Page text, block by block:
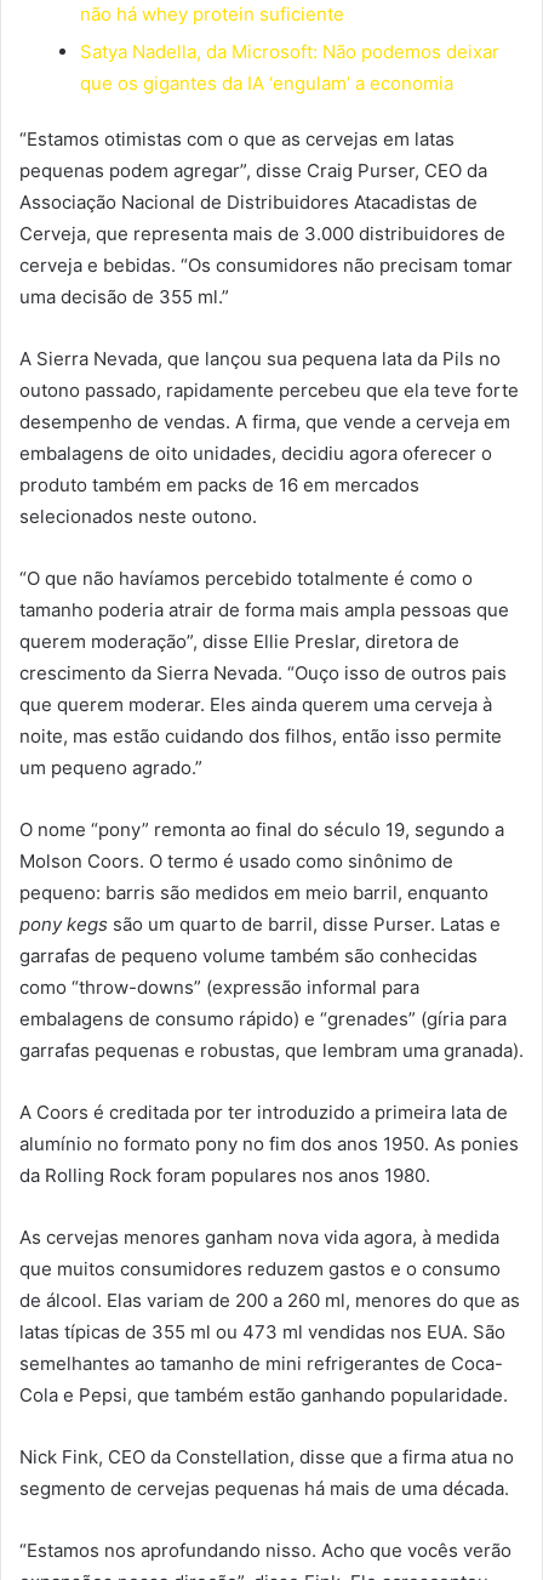
não há whey protein suficiente
Satya Nadella, da Microsoft: Não podemos deixar
que os gigantes da IA ‘engulam’ a economia
“Estamos otimistas com o que as cervejas em latas
pequenas podem agregar”, disse Craig Purser, CEO da
Associação Nacional de Distribuidores Atacadistas de
Cerveja, que representa mais de 3.000 distribuidores de
cerveja e bebidas. “Os consumidores não precisam tomar
uma decisão de 355 ml.”
A Sierra Nevada, que lançou sua pequena lata da Pils no
outono passado, rapidamente percebeu que ela teve forte
desempenho de vendas. A firma, que vende a cerveja em
embalagens de oito unidades, decidiu agora oferecer o
produto também em packs de 16 em mercados
selecionados neste outono.
“O que não havíamos percebido totalmente é como o
tamanho poderia atrair de forma mais ampla pessoas que
querem moderação”, disse Ellie Preslar, diretora de
crescimento da Sierra Nevada. “Ouço isso de outros pais
que querem moderar. Eles ainda querem uma cerveja à
noite, mas estão cuidando dos filhos, então isso permite
um pequeno agrado.”
O nome “pony” remonta ao final do século 19, segundo a
Molson Coors. O termo é usado como sinônimo de
pequeno: barris são medidos em meio barril, enquanto
pony kegs são um quarto de barril, disse Purser. Latas e
garrafas de pequeno volume também são conhecidas
como “throw-downs” (expressão informal para
embalagens de consumo rápido) e “grenades” (gíria para
garrafas pequenas e robustas, que lembram uma granada).
A Coors é creditada por ter introduzido a primeira lata de
alumínio no formato pony no fim dos anos 1950. As ponies
da Rolling Rock foram populares nos anos 1980.
As cervejas menores ganham nova vida agora, à medida
que muitos consumidores reduzem gastos e o consumo
de álcool. Elas variam de 200 a 260 ml, menores do que as
latas típicas de 355 ml ou 473 ml vendidas nos EUA. São
semelhantes ao tamanho de mini refrigerantes de Coca-
Cola e Pepsi, que também estão ganhando popularidade.
Nick Fink, CEO da Constellation, disse que a firma atua no
segmento de cervejas pequenas há mais de uma década.
“Estamos nos aprofundando nisso. Acho que vocês verão